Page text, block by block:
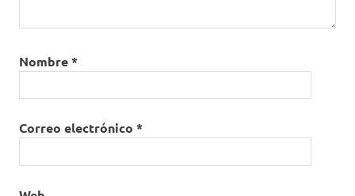
Nombre*
Correo electrónico *